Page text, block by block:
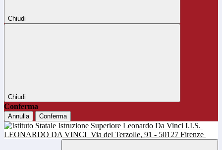
Chiudi
Chiudi
Conferma
Annulla Conferma
I.I.S.
LEONARDO DA VINCI Via del Terzolle, 91 - 50127 Firenze